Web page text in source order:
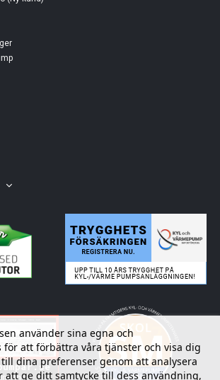
använder sina egna och
för att förbättra våra tjänster och visa dig
dina preferenser genom att analysera
att ge ditt samtycke till dess användning,